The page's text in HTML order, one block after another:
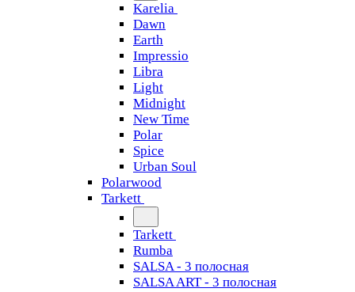
Karelia
Dawn
Earth
Impressio
Libra
Light
Midnight
New Time
Polar
Spice
Urban Soul
Polarwood
Tarkett
Tarkett
Rumba
SALSA - 3 полосная
SALSA ART - 3 полосная